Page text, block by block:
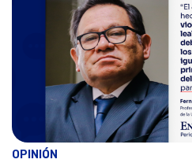
OPINIÓN